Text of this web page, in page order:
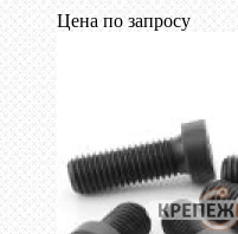
Цена по запросу